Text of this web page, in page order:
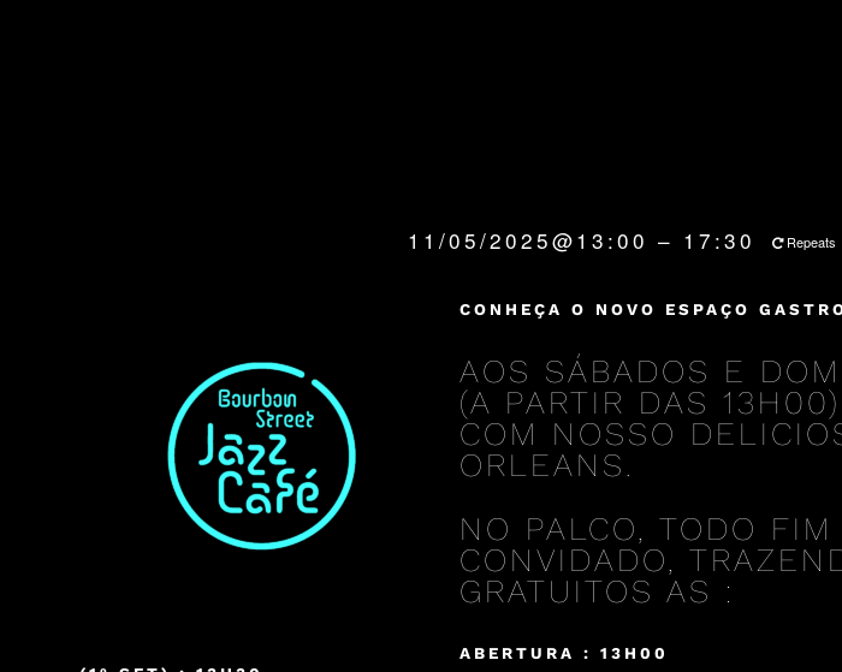
11/05/2025@13:00 – 17:30 Repeats
CONHEÇA O NOVO ESPAÇO
AOS SÁBADOS E
(A PARTIR DAS
COM NOSSO
ORLEANS.
NO PALCO, TODO
CONVIDADO,
GRATUITOS AS :
ABERTURA : 13H00